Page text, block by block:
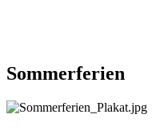
Sommerferien